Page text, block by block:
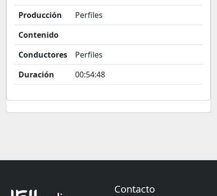
Producción
Perfiles
Contenido
Conductores
Perfiles
Duración
00:54:48
Contacto